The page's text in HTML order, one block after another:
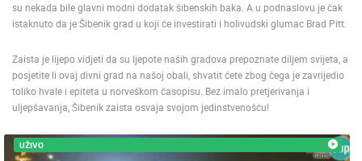
HRVATSKI
su nekada bile glavni modni dodatak šibenskih baka. A u podnaslovu je čak
istaknuto da je Šibenik grad u koji će investirati i holivudski glumac Brad Pitt.
Zaista je lijepo vidjeti da su ljepote naših gradova prepoznate diljem svijeta, a
posjetite li ovaj divni grad na našoj obali, shvatit ćete zbog čega je zavrijedio
toliko hvale i epiteta u norveškom časopisu. Bez imalo pretjerivanja i
uljepšavanja, Šibenik zaista osvaja svojom jedinstvenošću!
UŽIVO